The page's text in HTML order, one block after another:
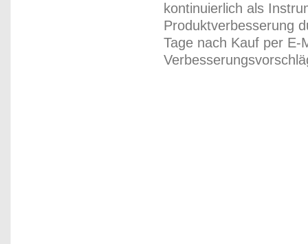
kontinuierlich als
Produktverbesserung
Tage nach Kauf per E-